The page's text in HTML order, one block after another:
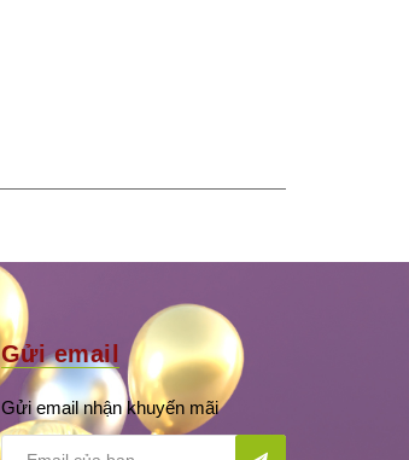
Gửi email
Gửi email nhận khuyến mãi